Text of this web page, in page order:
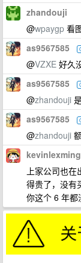
zhandouji
@wpaygp 看
as9567585
@VZXE 好久
as9567585
@zhandouji
as9567585
@zhandouji
kevinlexming
上家公司也
得贵了，没有
你这个 6 年都